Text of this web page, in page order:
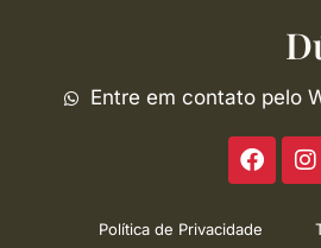
Entre em contato pelo
F
a
c
e
b
I
n
s
Política de Privacidade